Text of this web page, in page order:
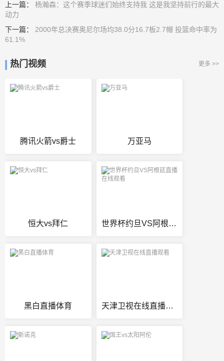
上一篇： 杨瀚森：这个赛季球迷们始终支持我 这是我坚持前行的最大
动力
下一篇： 2000年总决赛奥尼尔场均38.0分16.7板2.7帽 投篮命中率为
61.1%
热门视频 更多 >>
腾讯火箭vs爵士 万亚马
恒大vs拜仁 世界杯约旦VS阿根廷直播在线观看
黑白直播体育 天津卫视在线直播观看